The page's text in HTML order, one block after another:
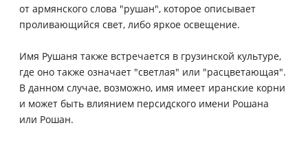
от армянского слова "рушан", которое описывает
проливающийся свет, либо яркое освещение.
Имя Рушаня также встречается в грузинской культуре,
где оно также означает "светлая" или "расцветающая".
В данном случае, возможно, имя имеет иранские корни
и может быть влиянием персидского имени Рошана
или Рошан.